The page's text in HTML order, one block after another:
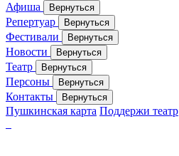
Афиша
Вернуться
Репертуар Вернуться
Фестивали Вернуться
Новости Вернуться
Театр Вернуться
Персоны Вернуться
Контакты Вернуться
Пушкинская карта Поддержи театр